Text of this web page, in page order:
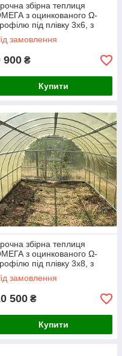
збірна теплиця
з оцинкованого Ω-
під плівку 3х6, з
150 мкм
замовлення
900 ₴
Купити
збірна теплиця
з оцинкованого Ω-
під плівку 3х8, з
120 мкм
замовлення
500 ₴
Купити